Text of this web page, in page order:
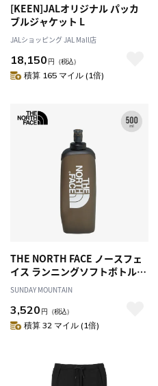
[KEEN]JALオリジナル パッカ
ブルジャケット L
JALショッピング JAL Mall店
18,150 円 （税込）
積算 165 マイル (1倍)
THE NORTH FACE ノースフェ
イス ランニングソフトボトル
500
SUNDAY MOUNTAIN
3,520 円 （税込）
積算 32 マイル (1倍)